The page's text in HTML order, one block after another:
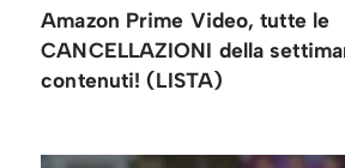
Amazon Prime Video, tutte le
CANCELLAZIONI della
contenuti! (LISTA)